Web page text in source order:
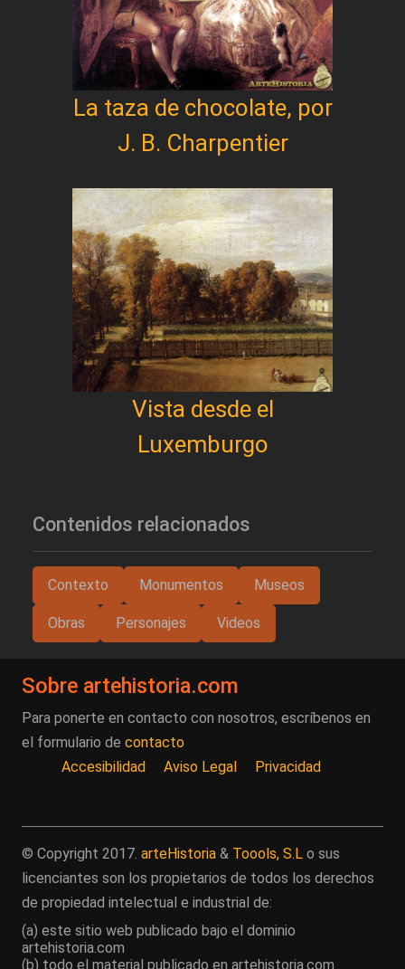
La taza de chocolate, por
J. B. Charpentier
Vista desde el
Luxemburgo
Contenidos relacionados
Contexto Monumentos Museos
Obras Personajes Videos
Sobre artehistoria.com
Para ponerte en contacto con nosotros, escríbenos en
el formulario de contacto
Accesibilidad
Aviso Legal Privacidad
© Copyright 2017. arteHistoria & Toools, S.L o sus
licenciantes son los propietarios de todos los derechos
de propiedad intelectual e industrial de:
(a) este sitio web publicado bajo el dominio
artehistoria.com
(b) todo el material publicado en artehistoria.com